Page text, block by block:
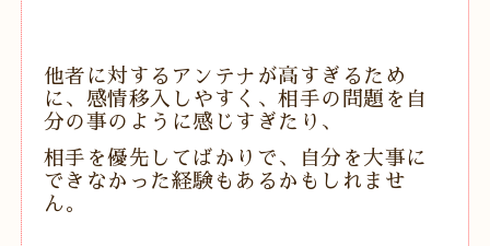
他者に対するアンテナが高すぎるため
に、感情移入しやすく、相手の問題を自
分の事のように感じすぎたり、
相手を優先してばかりで、自分を大事に
できなかった経験もあるかもしれませ
ん。